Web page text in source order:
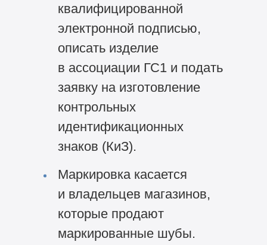
квалифицированной
электронной подписью,
описать изделие
в ассоциации ГС1 и подать
заявку на изготовление
контрольных
идентификационных
знаков (КиЗ).
Маркировка касается
и владельцев магазинов,
которые продают
маркированные шубы.